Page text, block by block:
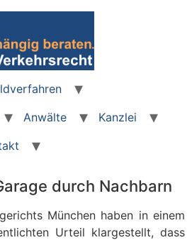
Anwälte
Kanzlei
durch Nachbarn
München haben in einem
Urteil klargestellt, dass